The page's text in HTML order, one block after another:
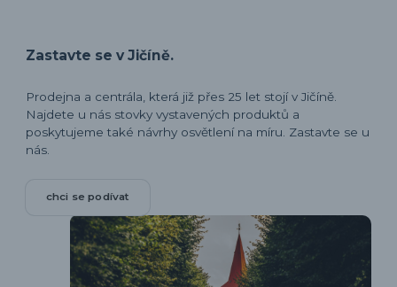
Zastavte se v Jičíně.
Prodejna a centrála, která již přes 25 let stojí v Jičíně.
Najdete u nás stovky vystavených produktů a
poskytujeme také návrhy osvětlení na míru. Zastavte se u
nás.
chci se podívat